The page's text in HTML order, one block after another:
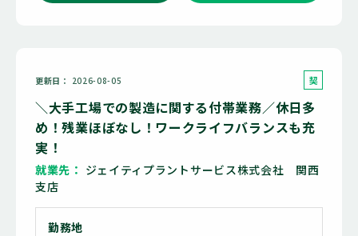
更新日 2026-08-05
契
社
員
＼大手工場での製造に関する付帯業務／休日多
め！残業ほぼなし！ワークライフバランスも充
実！
就業先
ジェイティプラントサービス株式会社 関西
支店
勤務地